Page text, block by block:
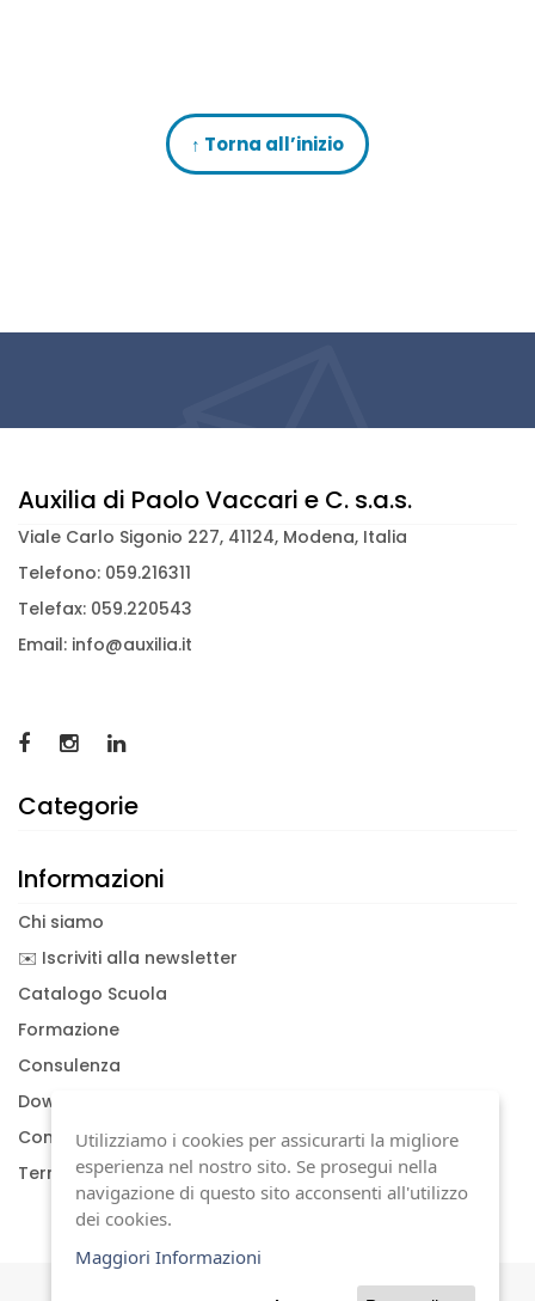
↑ Torna all’inizio
Auxilia di Paolo Vaccari e C. s.a.s.
Viale Carlo Sigonio 227, 41124, Modena, Italia
Telefono: 059.216311
Telefax: 059.220543
Email: info@auxilia.it
Categorie
Informazioni
Chi siamo
✉️ Iscriviti alla newsletter
Catalogo Scuola
Formazione
Consulenza
Download documenti
Condizioni generali
Termini di garanzia
Utilizziamo i cookies per assicurarti la migliore
esperienza nel nostro sito. Se prosegui nella
navigazione di questo sito acconsenti all'utilizzo
dei cookies.
Maggiori Informazioni